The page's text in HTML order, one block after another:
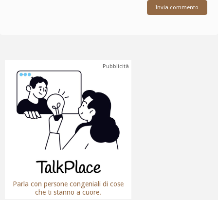
Pubblicità
Parla con persone congeniali di cose
che ti stanno a cuore.